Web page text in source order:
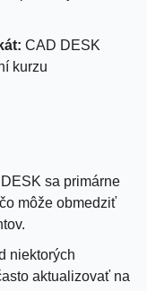
CAD DESK
kurzu
sa primárne
môže obmedziť
niektorých
aktualizovať na